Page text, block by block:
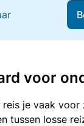
voor
reis je vaak
tussen losse